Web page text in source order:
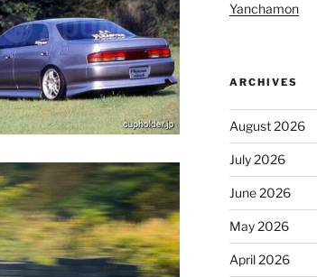
Yanchamon
ARCHIVES
August 2026
July 2026
June 2026
May 2026
April 2026